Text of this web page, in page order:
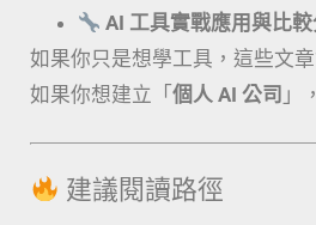
AI 工具實戰應用與比
如果你只是想學工具，這些文
如果你想建立「 個人 AI 公司 」
建議閱讀路徑